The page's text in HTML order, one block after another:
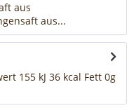
aus
aus...
155 kJ 36 kcal Fett 0g